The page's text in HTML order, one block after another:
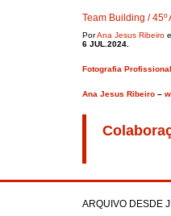
Team Building /
PorAna Jesus Ribeiro
6 JUL.2024.
Fotografia
Ana Jesus Ribeiro –
ARQUIVO DESDE